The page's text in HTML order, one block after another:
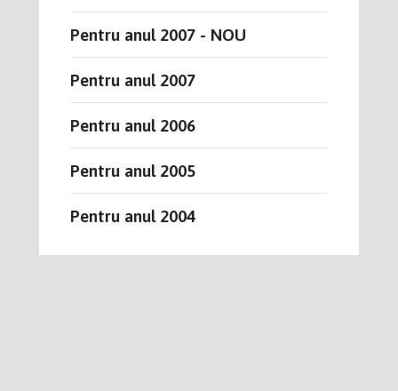
Pentru anul 2007 - NOU
Pentru anul 2007
Pentru anul 2006
Pentru anul 2005
Pentru anul 2004